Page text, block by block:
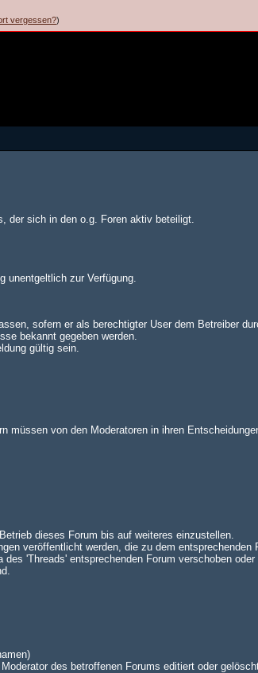
vergessen?)
der sich in den o.g. Foren aktiv beteiligt.
unentgeltlich zur Verfügung.
sofern er als berechtigter User dem Betreiber
bekannt gegeben werden.
gültig sein.
müssen von den Moderatoren in ihren
dieses Forum bis auf weiteres einzustellen.
veröffentlicht werden, die zu dem
'Threads' entsprechenden Forum verschoben
des betroffenen Forums editiert oder